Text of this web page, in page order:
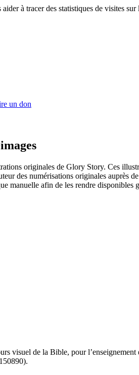
à tracer des statistiques de visites
un don
originales de Glory Story. Ces
des numérisations originales
manuelle afin de les rendre
visuel de la Bible, pour